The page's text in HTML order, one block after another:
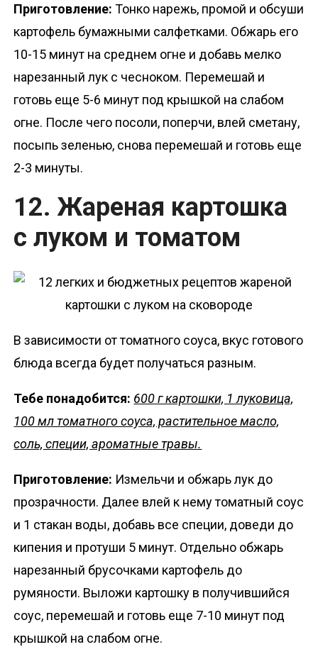
Приготовление:Тонко нарежь, промой и обсуши
картофель бумажными салфетками. Обжарь его
10-15 минут на среднем огне и добавь мелко
нарезанный лук с чесноком. Перемешай и
готовь еще 5-6 минут под крышкой на слабом
огне. После чего посоли, поперчи, влей сметану,
посыпь зеленью, снова перемешай и готовь еще
2-3 минуты.
12. Жареная картошка
с луком и томатом
В зависимости от томатного соуса, вкус готового
блюда всегда будет получаться разным.
Тебе понадобится: 600 г картошки, 1 луковица,
100 мл томатного соуса, растительное масло,
соль, специи, ароматные травы.
Приготовление: Измельчи и обжарь лук до
прозрачности. Далее влей к нему томатный соус
и 1 стакан воды, добавь все специи, доведи до
кипения и протуши 5 минут. Отдельно обжарь
нарезанный брусочками картофель до
румяности. Выложи картошку в получившийся
соус, перемешай и готовь еще 7-10 минут под
крышкой на слабом огне.